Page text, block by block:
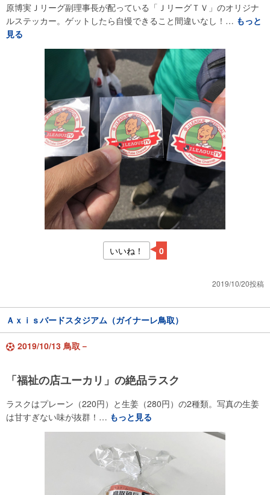
原博実Ｊリーグ副理事長が配っている「ＪリーグＴＶ」のオリジナ
ルステッカー。ゲットしたら自慢できること間違いなし！… もっと
見る
いいね！ 0
2019/10/20投稿
Ａｘｉｓバードスタジアム（ガイナーレ鳥取）
2019/10/13 鳥取－
「福祉の店ユーカリ」の絶品ラスク
ラスクはプレーン（220円）と生姜（280円）の2種類。写真の生姜
は甘すぎない味が抜群！… もっと見る